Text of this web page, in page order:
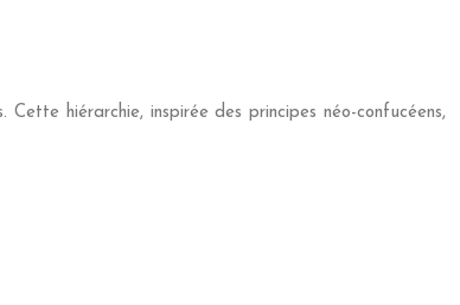
hiérarchie, inspirée des principes néo-confucéens,